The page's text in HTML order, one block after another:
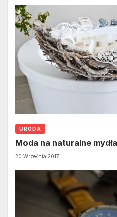
URODA
Moda na naturalne mydła
20 Września 2017